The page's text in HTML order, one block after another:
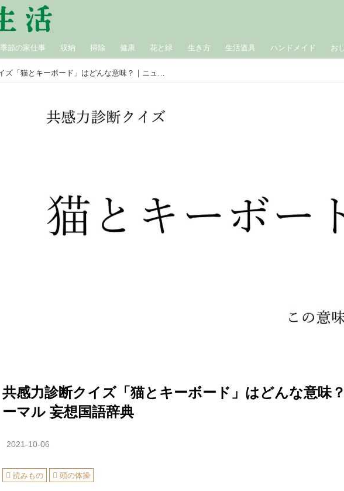
季節の家仕事 収納 掃除 健康 花と緑 生き方 生活道具 ハンドメイド お
共感力診断クイズ「猫とキーボード」はどんな意味？｜ニューノーマル 妄想国語辞典
共感力診断クイズ「猫とキーボード」はどんな意味
ーマル 妄想国語辞典
2021-10-06
読みもの 頭の体操